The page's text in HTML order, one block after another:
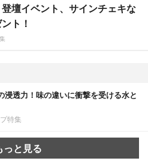
壇イベント、サインチェキな
ト！
浸透力！味の違いに衝撃を受ける水と
特集
っと見る